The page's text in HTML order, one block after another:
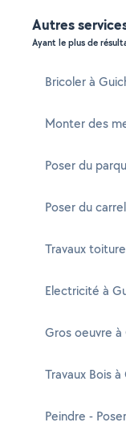
Autres
Ayant le plus de
Bricoler à
Monter des
Poser du
Poser du
Travaux
Electricité à
Gros oeuvre à
Travaux Bois
Peindre -